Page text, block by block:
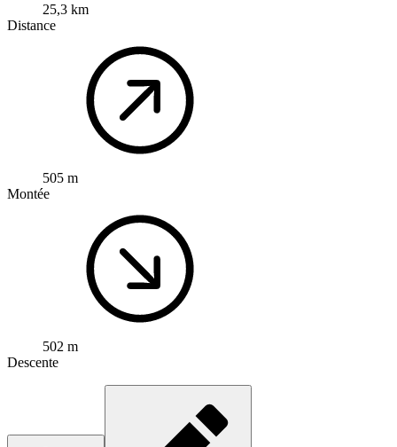
25,3 km
Distance
505 m
Montée
502 m
Descente